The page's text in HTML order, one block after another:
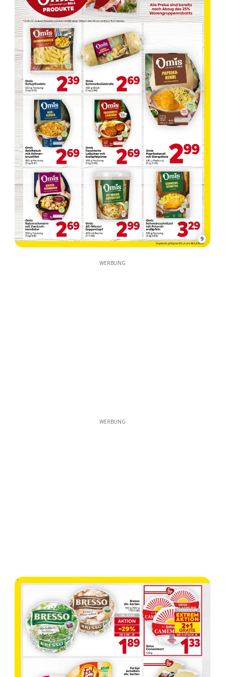
9
WERBUNG
WERBUNG